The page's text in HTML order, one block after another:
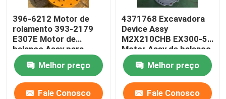
396-6212 Motor de
rolamento 393-2179
E307E Motor de
balanço Assy para
mini-excavadora
Melhor preço
Fale Conosco
4371768 Excavadora
Device Assy
M2X210CHB EX300-5
Motor Assy de balanço
Melhor preço
Fale Conosco